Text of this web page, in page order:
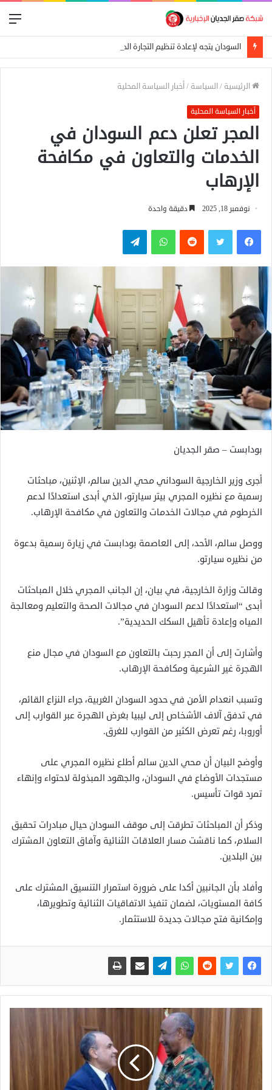
الرئيسية /السياسة /أخبار السياسة المحلية
أخبار السياسة المحلية
المجر تعلن دعم السودان في
الخدمات والتعاون في مكافحة
الإرهاب
نوفمبر 18, 2025 دقيقة واحدة
فيسبوكتويتر واتساب تيلقرام
بودابست – صقر الجديان
أجرى وزير الخارجية السوداني محي الدين سالم، الإثنين، مباحثات
رسمية مع نظيره المجري بيتر سيارتو، الذي أبدى استعدادًا لدعم
الخرطوم في مجالات الخدمات والتعاون في مكافحة الإرهاب.
ووصل سالم، الأحد، إلى العاصمة بودابست في زيارة رسمية بدعوة
من نظيره سيارتو.
وقالت وزارة الخارجية، في بيان، إن الجانب المجري خلال المباحثات
أبدى “استعدادًا لدعم السودان في مجالات الصحة والتعليم ومعالجة
المياه وإعادة تأهيل السكك الحديدية”.
وأشارت إلى أن المجر رحبت بالتعاون مع السودان في مجال منع
الهجرة غير الشرعية ومكافحة الإرهاب.
وتسبب انعدام الأمن في حدود السودان الغربية، جراء النزاع القائم،
في تدفق آلاف الأشخاص إلى ليبيا بغرض الهجرة عبر القوارب إلى
أوروبا، رغم تعرض الكثير من القوارب للغرق.
وأوضح البيان أن محي الدين سالم أطلع نظيره المجري على
مستجدات الأوضاع في السودان، والجهود المبذولة لاحتواء وإنهاء
تمرد قوات تأسيس.
وذكر أن المباحثات تطرقت إلى موقف السودان حيال مبادرات تحقيق
السلام، كما ناقشت مسار العلاقات الثنائية وآفاق التعاون المشترك
بين البلدين.
وأفاد بأن الجانبين أكدا على ضرورة استمرار التنسيق المشترك على
كافة المستويات، لضمان تنفيذ الاتفاقيات الثنائية وتطويرها،
وإمكانية فتح مجالات جديدة للاستثمار.